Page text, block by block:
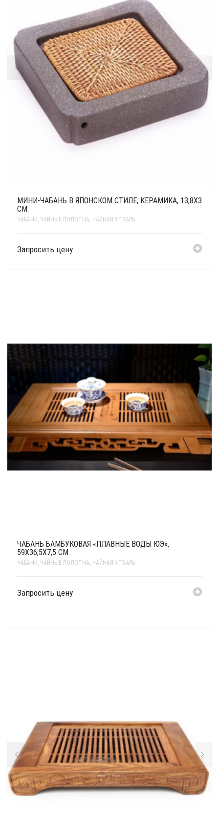
жёлтые белые
красные Улуны
полезное
МИНИ-ЧАБАНЬ В ЯПОНСКОМ СТИЛЕ, КЕРАМИКА, 13,8Х3
СМ.
ЧАБАНИ, ЧАЙНЫЕ ПОЛОТНА ЧАЙНАЯ УТВАРЬ
Запросить цену
ЧАБАНЬ БАМБУКОВАЯ «ПЛАВНЫЕ ВОДЫ ЮЭ»,
59Х36,5Х7,5 СМ.
ЧАБАНИ, ЧАЙНЫЕ ПОЛОТНА ЧАЙНАЯ УТВАРЬ
Запросить цену